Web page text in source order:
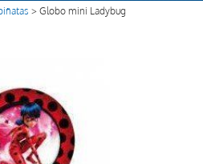
>Globo mini Ladybug